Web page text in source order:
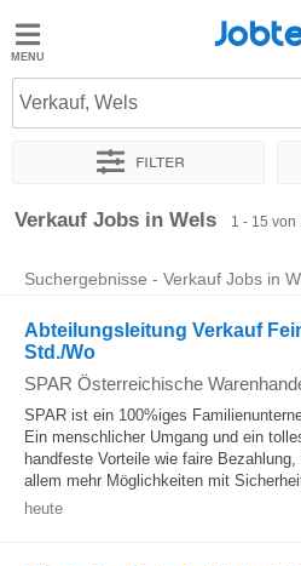
Jobted
Jobs
Verkauf, Wels
Filter
Sortieren nach Genauer Standort
Verkauf Jobs in Wels 1 - 15 von
Suchergebnisse - Verkauf Jobs in
Abteilungsleitung Verkauf
Std./Wo
SPAR Österreichische
SPAR ist ein 100%iges
Ein menschlicher Umgang und ein
handfeste Vorteile wie faire
allem mehr Möglichkeiten mit
heute